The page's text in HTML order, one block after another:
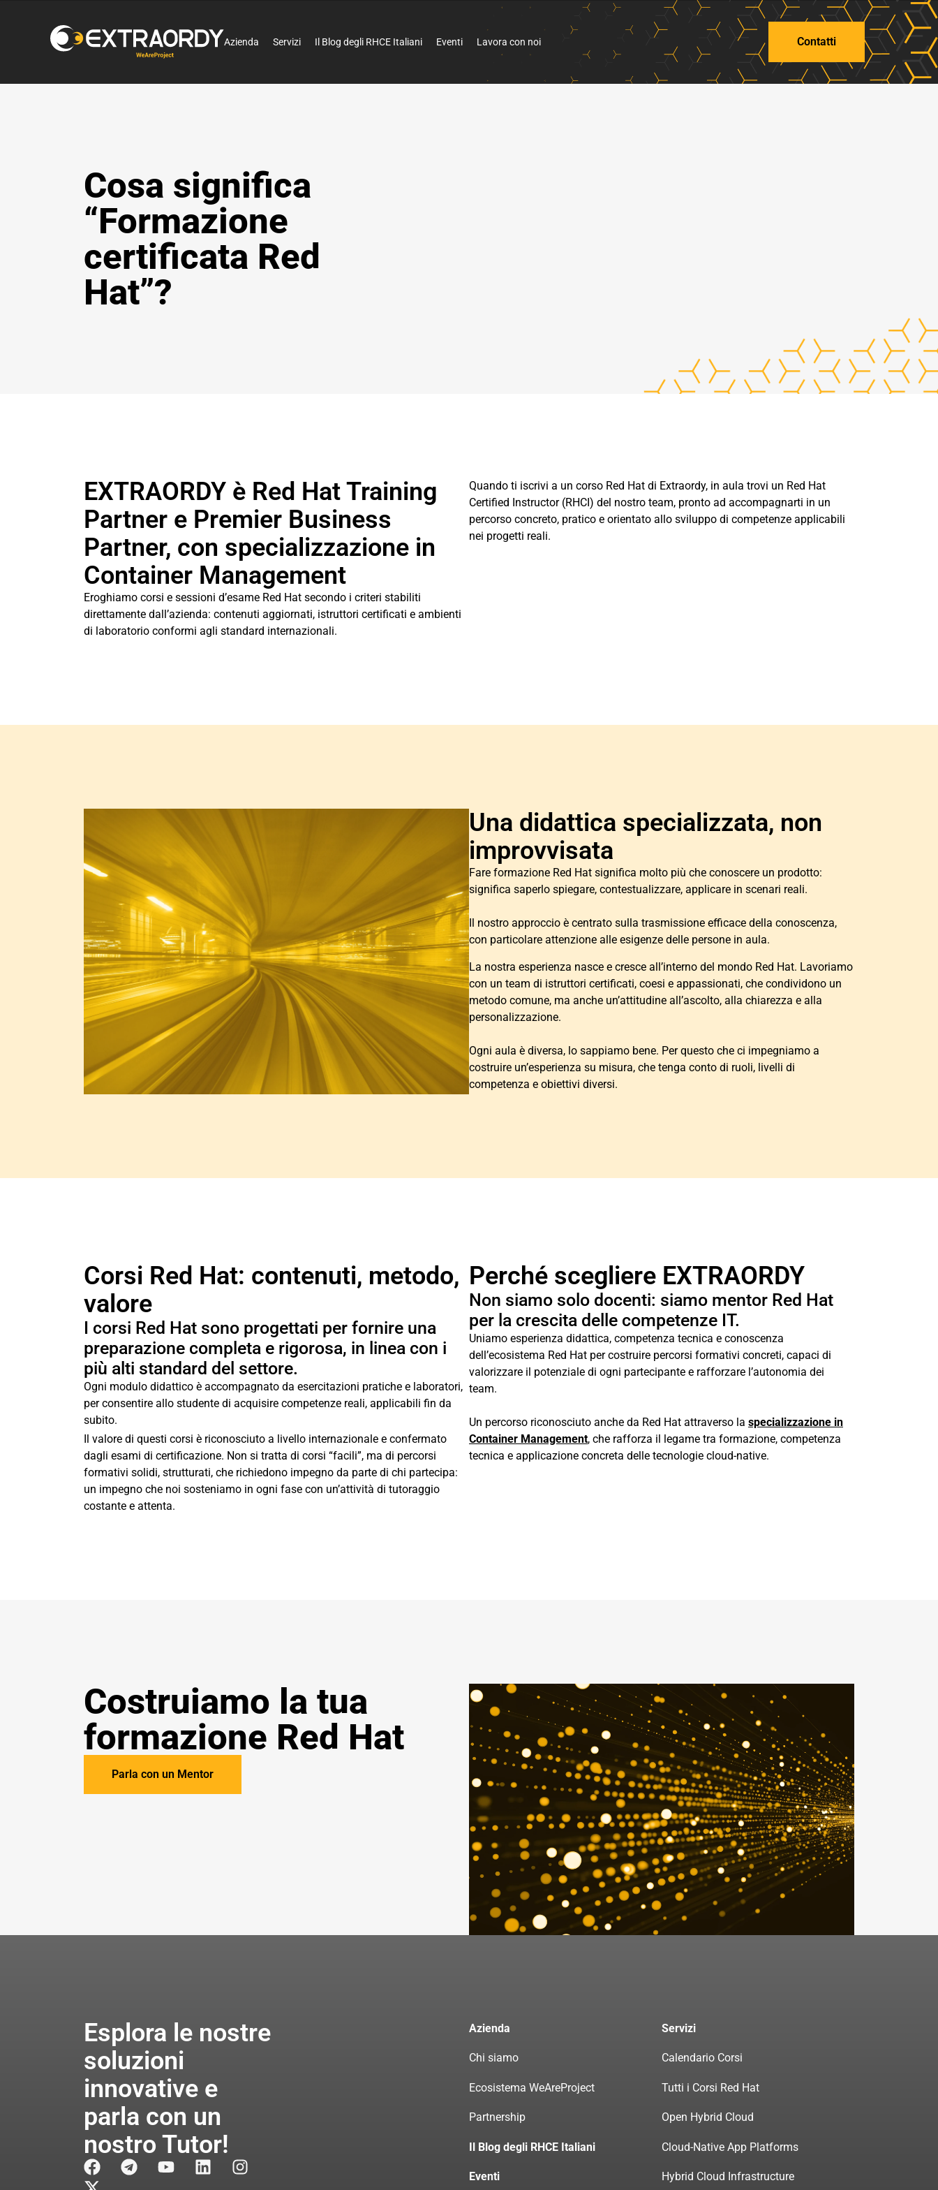
Azienda Servizi Il Blog degli RHCE Italiani Eventi Lavora con noi Contatti
Cosa significa
“Formazione
certificata Red
Hat”?
EXTRAORDY è Red Hat Training
Partner e Premier Business
Partner, con specializzazione in
Container Management
Eroghiamo corsi e sessioni d’esame Red Hat secondo i criteri stabiliti
direttamente dall’azienda: contenuti aggiornati, istruttori certificati e ambienti
di laboratorio conformi agli standard internazionali.
Quando ti iscrivi a un corso Red Hat di Extraordy, in aula trovi un Red Hat
Certified Instructor (RHCI) del nostro team, pronto ad accompagnarti in un
percorso concreto, pratico e orientato allo sviluppo di competenze applicabili
nei progetti reali.
Una didattica specializzata, non
improvvisata
Fare formazione Red Hat significa molto più che conoscere un prodotto:
significa saperlo spiegare, contestualizzare, applicare in scenari reali.
Il nostro approccio è centrato sulla trasmissione efficace della conoscenza,
con particolare attenzione alle esigenze delle persone in aula.
La nostra esperienza nasce e cresce all’interno del mondo Red Hat. Lavoriamo
con un team di istruttori certificati, coesi e appassionati, che condividono un
metodo comune, ma anche un’attitudine all’ascolto, alla chiarezza e alla
personalizzazione.
Ogni aula è diversa, lo sappiamo bene. Per questo che ci impegniamo a
costruire un’esperienza su misura, che tenga conto di ruoli, livelli di
competenza e obiettivi diversi.
Corsi Red Hat: contenuti, metodo,
valore
I corsi Red Hat sono progettati per fornire una
preparazione completa e rigorosa, in linea con i
più alti standard del settore.
Ogni modulo didattico è accompagnato da esercitazioni pratiche e laboratori,
per consentire allo studente di acquisire competenze reali, applicabili fin da
subito.
Il valore di questi corsi è riconosciuto a livello internazionale e confermato
dagli esami di certificazione. Non si tratta di corsi “facili”, ma di percorsi
formativi solidi, strutturati, che richiedono impegno da parte di chi partecipa:
un impegno che noi sosteniamo in ogni fase con un’attività di tutoraggio
costante e attenta.
Perché scegliere EXTRAORDY
Non siamo solo docenti: siamo mentor Red Hat
per la crescita delle competenze IT.
Uniamo esperienza didattica, competenza tecnica e conoscenza
dell’ecosistema Red Hat per costruire percorsi formativi concreti, capaci di
valorizzare il potenziale di ogni partecipante e rafforzare l’autonomia dei
team.
Un percorso riconosciuto anche da Red Hat attraverso la specializzazione in
Container Management, che rafforza il legame tra formazione, competenza
tecnica e applicazione concreta delle tecnologie cloud-native.
Costruiamo la tua
formazione Red Hat
Parla con un Mentor
Esplora le nostre
soluzioni
innovative e
parla con un
nostro Tutor!
Azienda
Chi siamo
Ecosistema WeAreProject
Partnership
Il Blog degli RHCE Italiani
Eventi
Servizi
Calendario Corsi
Tutti i Corsi Red Hat
Open Hybrid Cloud
Cloud-Native App Platforms
Hybrid Cloud Infrastructure